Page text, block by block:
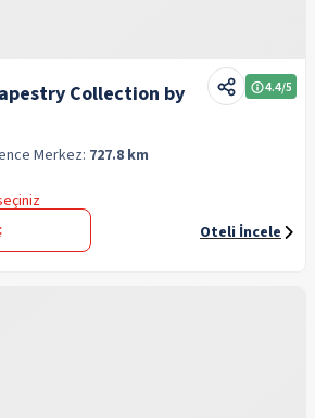
Collection by
4.4/5
Merkez: 727.8 km
Oteli İncele